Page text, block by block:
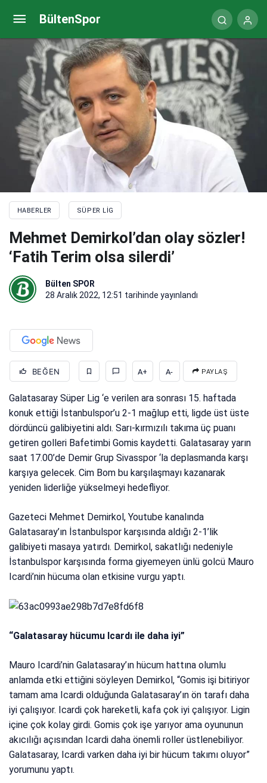
BültenSpor
HABERLER SÜPER LIG
Mehmet Demirkol’dan olay sözler!
‘Fatih Terim olsa silerdi’
Bülten SPOR
28 Aralık 2022, 12:51 tarihinde yayınlandı
BEĞEN A+ A- PAYLAŞ
Galatasaray Süper Lig ‘e verilen ara sonrası 15. haftada
konuk ettiği İstanbulspor’u 2-1 mağlup etti, ligde üst üste
dördüncü galibiyetini aldı. Sarı-kırmızılı takıma üç puanı
getiren golleri Bafetimbi Gomis kaydetti. Galatasaray yarın
saat 17.00’de Demir Grup Sivasspor ‘la deplasmanda karşı
karşıya gelecek. Cim Bom bu karşılaşmayı kazanarak
yeniden liderliğe yükselmeyi hedefliyor.
Gazeteci Mehmet Demirkol, Youtube kanalında
Galatasaray’ın İstanbulspor karşısında aldığı 2-1’lik
galibiyeti masaya yatırdı. Demirkol, sakatlığı nedeniyle
İstanbulspor karşısında forma giyemeyen ünlü golcü Mauro
Icardi’nin hücuma olan etkisine vurgu yaptı.
“Galatasaray hücumu Icardı ile daha iyi”
Mauro Icardi’nin Galatasaray’ın hücum hattına olumlu
anlamda etki ettiğini söyleyen Demirkol, “Gomis işi bitiriyor
tamam ama Icardi olduğunda Galatasaray’ın ön tarafı daha
iyi çalışıyor. Icardi çok hareketli, kafa çok iyi çalışıyor. Ligin
içine çok kolay girdi. Gomis çok işe yarıyor ama oyununun
akıcılığı açısından Icardi daha önemli roller üstlenebiliyor.
Galatasaray, Icardi varken daha iyi bir hücum takımı oluyor”
yorumunu yaptı.
Portekiz basını bomba gelişmeyi duyurdu! Jorge
Jesus: Görüşmeye hazırım